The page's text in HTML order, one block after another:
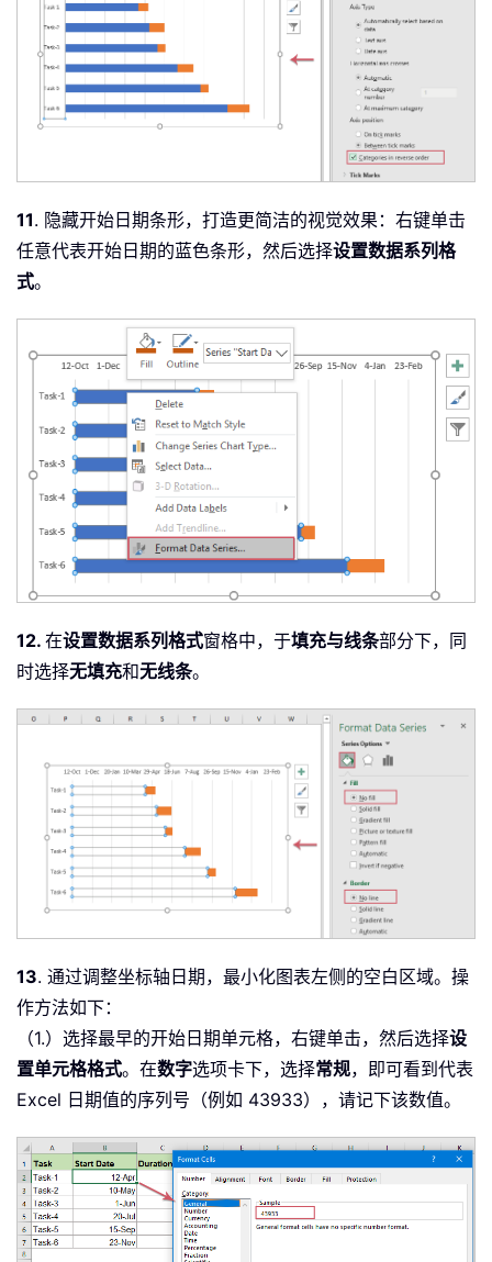
11. 隐藏开始日期条形，打造更简洁的视觉效果：右键单击
任意代表开始日期的蓝色条形，然后选择设置数据系列格
式。
12. 在设置数据系列格式窗格中，于填充与线条部分下，同
时选择无填充和无线条。
13. 通过调整坐标轴日期，最小化图表左侧的空白区域。操
作方法如下：
（1.）选择最早的开始日期单元格，右键单击，然后选择设
置单元格格式。在数字选项卡下，选择常规，即可看到代表
Excel 日期值的序列号（例如 43933），请记下该数值。